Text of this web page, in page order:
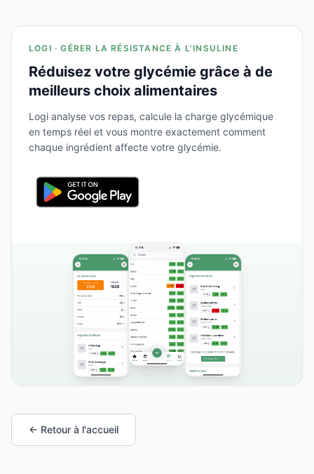
LOGI · GÉRER LA RÉSISTANCE À L'INSULINE
Réduisez votre glycémie grâce à de
meilleurs choix alimentaires
Logi analyse vos repas, calcule la charge glycémique
en temps réel et vous montre exactement comment
chaque ingrédient affecte votre glycémie.
← Retour à l'accueil